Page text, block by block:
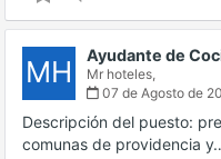
MH Ayudante de
Mr hoteles,
07 de Agosto de
Descripción del puesto:
comunas de providencia